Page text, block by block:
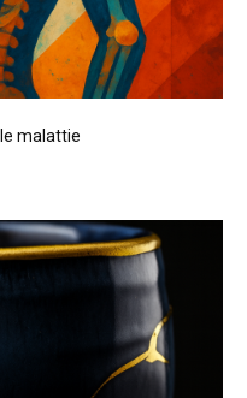
malattie